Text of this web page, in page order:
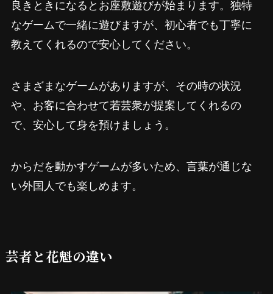
良きときになるとお座敷遊びが始まります。独特
なゲームで一緒に遊びますが、初心者でも丁寧に
教えてくれるので安心してください。
さまざまなゲームがありますが、その時の状況
や、お客に合わせて若芸衆が提案してくれるの
で、安心して身を預けましょう。
からだを動かすゲームが多いため、言葉が通じな
い外国人でも楽しめます。
芸者と花魁の違い